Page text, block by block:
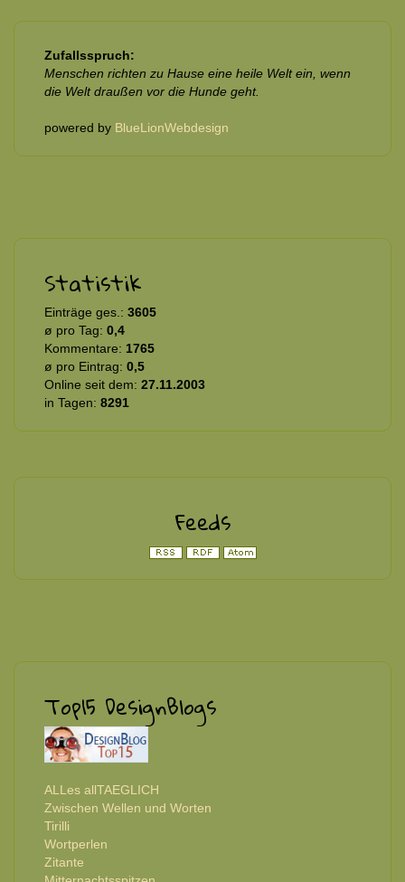
Zufallsspruch:
Menschen richten zu Hause eine heile Welt ein, wenn
die Welt draußen vor die Hunde geht.
powered by BlueLionWebdesign
Statistik
Einträge ges.: 3605
ø pro Tag: 0,4
Kommentare: 1765
ø pro Eintrag: 0,5
Online seit dem: 27.11.2003
in Tagen: 8291
Feeds
Top15 DesignBlogs
ALLes allTAEGLICH
Zwischen Wellen und Worten
Tirilli
Wortperlen
Zitante